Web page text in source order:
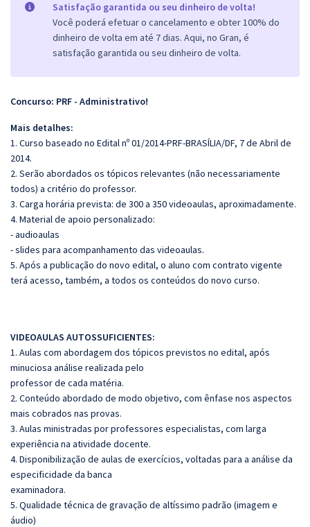
Satisfação garantida ou seu dinheiro de volta!
Você poderá efetuar o cancelamento e obter 100% do
dinheiro de volta em até 7 dias. Aqui, no Gran, é
satisfação garantida ou seu dinheiro de volta.
Concurso: PRF - Administrativo!
Mais detalhes:
1. Curso baseado no Edital nº 01/2014-PRF-BRASÍLIA/DF, 7 de Abril de
2014.
2. Serão abordados os tópicos relevantes (não necessariamente
todos) a critério do professor.
3. Carga horária prevista: de 300 a 350 videoaulas, aproximadamente.
4. Material de apoio personalizado:
- audioaulas
- slides para acompanhamento das videoaulas.
5. Após a publicação do novo edital, o aluno com contrato vigente
terá acesso, também, a todos os conteúdos do novo curso.
VIDEOAULAS AUTOSSUFICIENTES:
1. Aulas com abordagem dos tópicos previstos no edital, após
minuciosa análise realizada pelo
professor de cada matéria.
2. Conteúdo abordado de modo objetivo, com ênfase nos aspectos
mais cobrados nas provas.
3. Aulas ministradas por professores especialistas, com larga
experiência na atividade docente.
4. Disponibilização de aulas de exercícios, voltadas para a análise da
especificidade da banca
examinadora.
5. Qualidade técnica de gravação de altíssimo padrão (imagem e
áudio)